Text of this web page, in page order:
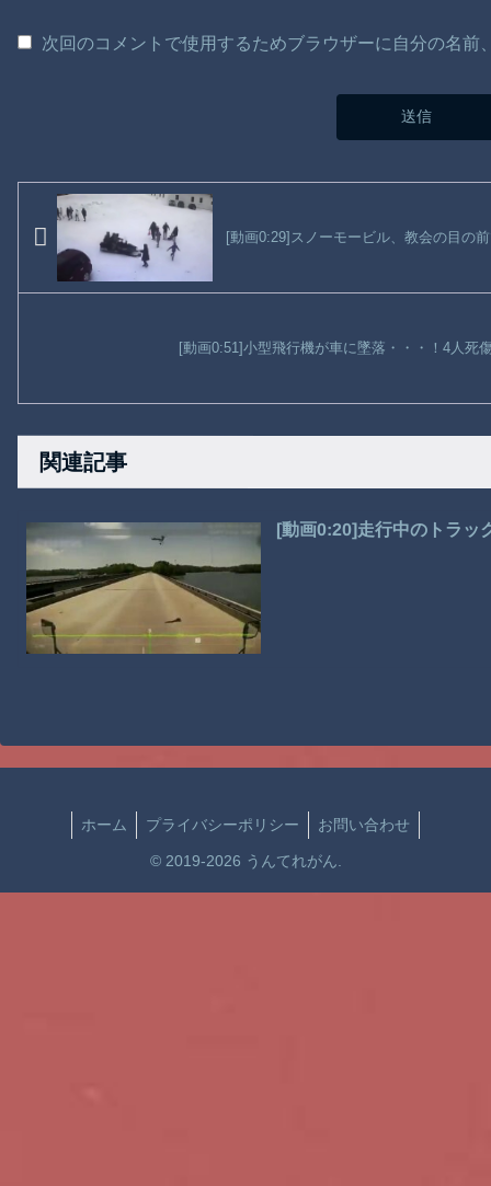
次回のコメントで使用するためブラウザーに自分の名
[動画0:29]スノーモービル、教会の目の
[動画0:51]小型飛行機が車に墜落・・・！4人死
関連記事
[動画0:20]走行中のトラッ
ホーム プライバシーポリシー お問い合わせ
© 2019-2026 うんてれがん.